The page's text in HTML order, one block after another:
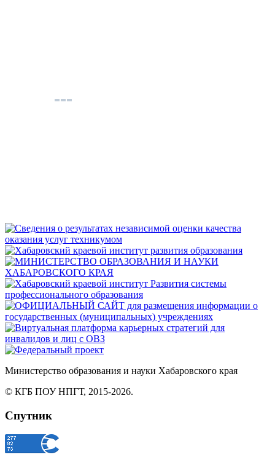
Министерство образования и науки Хабаровского края
© КГБ ПОУ НПГТ, 2015-2026.
Спутник